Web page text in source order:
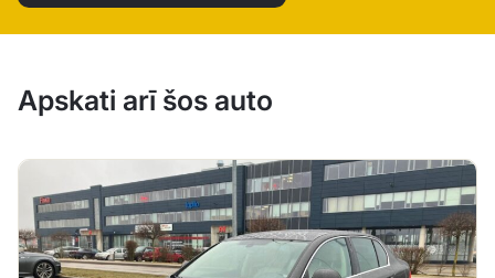
Apskati arī šos auto